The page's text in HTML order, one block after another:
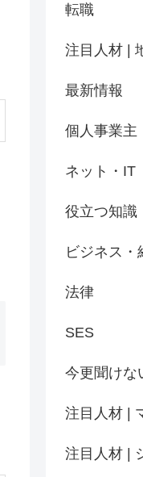
転職
注目人材 |
最新情報
個人事業主
ネット・IT
役立つ知識
ビジネス・
法律
SES
今更聞けな
注目人材 |
注目人材 |